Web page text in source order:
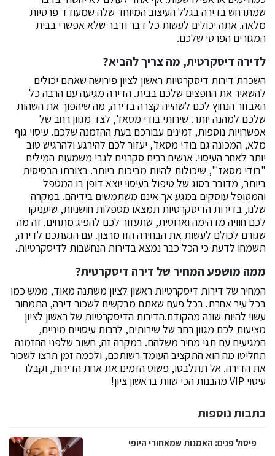
שמתרחש בדירה בגלל העיצוב המיוחד שלה שמעודד פרטיות
מלאה. אתה יכולים לעשות כל דבר ודבר שלא אפשרי בבית
המגורים הפרטי שלכם.
לדירה דיסקרטית, מה צריך להביא?
השכרת דירות דיסקרטיות ראשון לציון פירושה שאתם יכולים
להשאיר את החפצים שלכם בבית. הדירה מגיעה עם הרבה כל
האבזור הנחוץ לכם לשהייה קצרה בדירה, מה שיהפוך את השהות
שלכם למהנה יותר. שירותי בודי מסאז', לצד מגוון רחב של
אפשרויות נוספות, זמינים עבורכם בעת ההזמנה שלכם. עיסוי גוף
מלא, המכונה גם בודי מסאז', יעזור לכם להירגע ולהרגיש טוב
יותר לאחר העיסוי. אנשים רבים סקרנים לגבי משמעות המילים
"בודי מסאז'", שיכולות להיות מביכות ביותר. בצורתו הבסיסית
ביותר, מדובר בסוג של טיפול בעיסוי יוצא דופן בו המטפל
והמטופל עוסקים במגע אך אינם משתמשים בידיהם. במקרה
שלנו, בדירות הדיסקרטיות תמצאו מטפלות חושניות, שיעניקו
לכם חוויה מדהימה וארוטית, שתעזור לכם להפיג מתחים. זה מה
שגורם לכולם לעשות את הבחירה הזו מרצון. עם הגעתכם לדירה,
תשמחו לדעת כי הכל כבר נמצא בדירות הנחשבות לדיסקרטיות.
ממה מושפע המחיר של דירה דיסקרטית?
המחיר של דירות דיסקרטיות ראשון לציון משתנה מאוד, ממש כמו
בכל עיר אחרת. בכל פעם שאתם מבקשים לשכור דירה, התמחור
עשוי להיות שונה מהקודם.הדירות הדיסקרטיות של ראשון לציון
מציעות לכם מגוון רחב של שירותים, לרבות עיסויים מיניים,
המגיעים עם תגי מחיר משלהם. במקרה זה, חשוב שלפני ההזמנה
תחליטו מה הוא התקציב העומד רשותכם, ולכמה זמן תרצו לשכור
את הדירה. אל תתלבטו, פשוט הזמינו את אחת הדירות, וקבלו
עיסוי VIP מהבנות הכי שוות בראשון ציון!
כתבות נוספות
פיסול פנים: האמנות שמאחורי היופי